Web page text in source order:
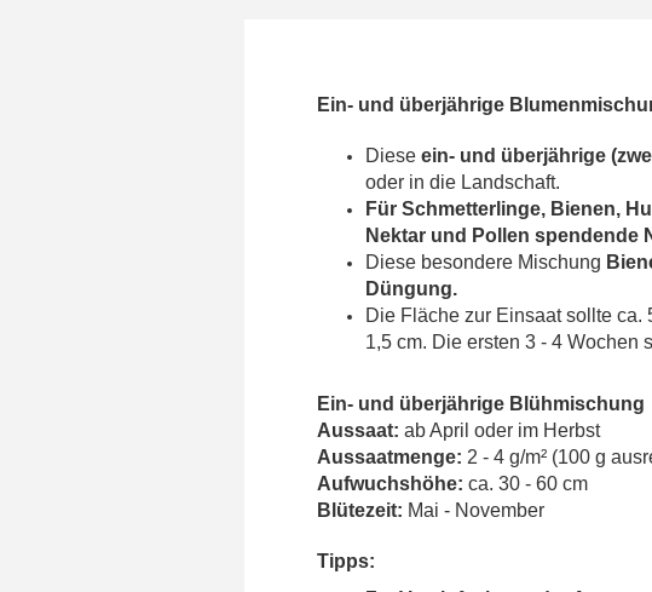
Ein- und überjährige
Diese ein- und überjährige
oder in die Landschaft.
Für Schmetterlinge, Bienen,
Nektar und Pollen spendende
Diese besondere Mischung
Düngung.
Die Fläche zur Einsaat sollte ca.
1,5 cm. Die ersten 3 - 4 Wochen
Ein- und überjährige Blühmischung
Aussaat: ab April oder im Herbst
Aussaatmenge: 2 - 4 g/m² (100 g
Aufwuchshöhe: ca. 30 - 60 cm
Blütezeit: Mai - November
Tipps: